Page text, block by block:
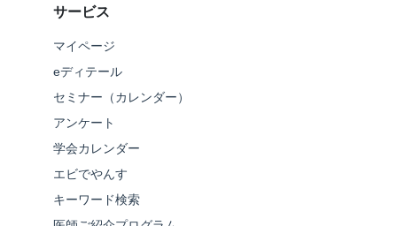
サービス
マイページ
eディテール
セミナー（カレンダー）
アンケート
学会カレンダー
エビでやんす
キーワード検索